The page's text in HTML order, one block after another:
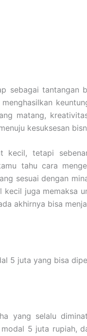
sebagai tantangan
matang,
kesuksesan
tetapi
tahu cara
sesuai dengan
kecil juga memaksa
akhirnya bisa
5 juta yang bisa
yang selalu
5 juta rupiah,